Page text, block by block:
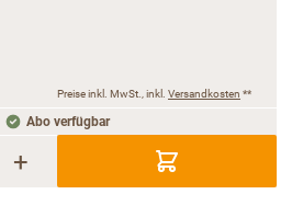
Preise inkl. MwSt., inkl. Versandkosten **
Abo verfügbar
+